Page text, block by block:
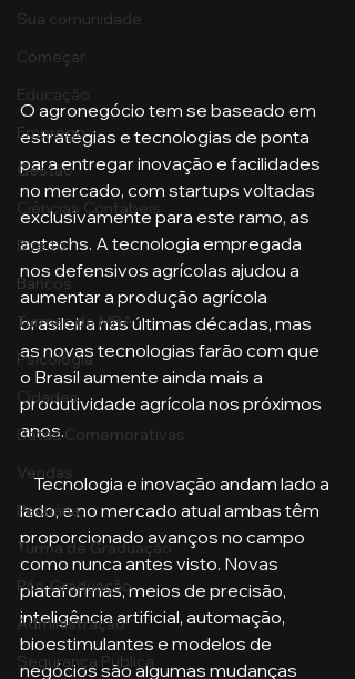
Sua comunidade
Começar
Educação
Emprego
Gestão
Ciências Contábeis
Direito
Bancos
Turmas de MBA
Psicologia
Cidades
Datas Comemorativas
Vendas
Pecuária
Turma de Graduação
Pós-Graduação
Administração
Segurança Publica
O agronegócio tem se baseado em
estratégias e tecnologias de ponta
para entregar inovação e facilidades
no mercado, com startups voltadas
exclusivamente para este ramo, as
agtechs. A tecnologia empregada
nos defensivos agrícolas ajudou a
aumentar a produção agrícola
brasileira nas últimas décadas, mas
as novas tecnologias farão com que
o Brasil aumente ainda mais a
produtividade agrícola nos próximos
anos.
    Tecnologia e inovação andam lado a
lado, e no mercado atual ambas têm
proporcionado avanços no campo
como nunca antes visto. Novas
plataformas, meios de precisão,
inteligência artificial, automação,
bioestimulantes e modelos de
negócios são algumas mudanças